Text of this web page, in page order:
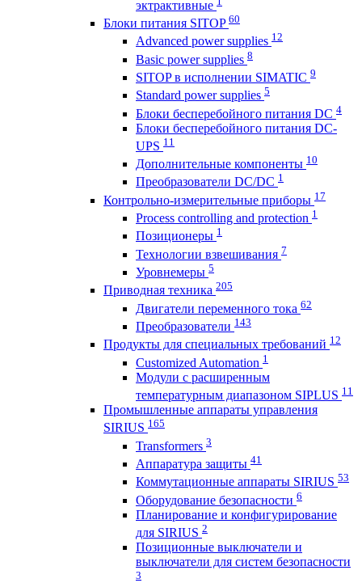
эктрактивные
Блоки питания SITOP 60
Advanced power supplies 12
Basic power supplies 8
SITOP в исполнении SIMATIC 9
Standard power supplies 5
Блоки бесперебойного питания DC 4
Блоки бесперебойного питания DC-
UPS 11
Дополнительные компоненты 10
Преобразователи DC/DC 1
Контрольно-измерительные приборы 17
Process controlling and protection 1
Позиционеры 1
Технологии взвешивания 7
Уровнемеры 5
Приводная техника 205
Двигатели переменного тока 62
Преобразователи 143
Продукты для специальных требований 12
Customized Automation 1
Модули с расширенным
температурным диапазоном SIPLUS 11
Промышленные аппараты управления
SIRIUS 165
Transformers 3
Аппаратура защиты 41
Коммутационные аппараты SIRIUS 53
Оборудование безопасности 6
Планирование и конфигурирование
для SIRIUS 2
Позиционные выключатели и
выключатели для систем безопасности
3